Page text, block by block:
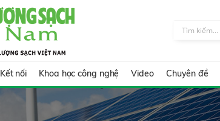
Kết nối Khoa học công nghệ Video Chuyên đề